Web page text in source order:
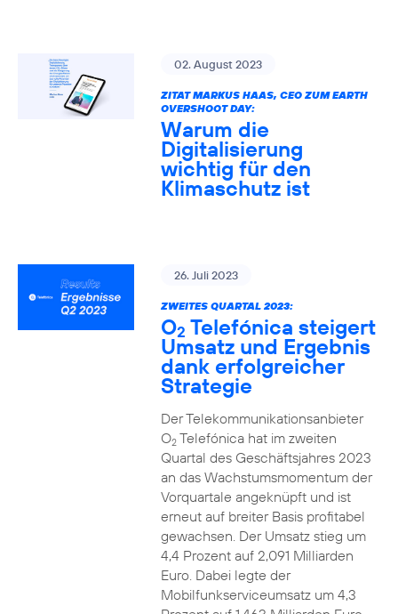
02. August 2023
ZITAT MARKUS HAAS, CEO ZUM EARTH
OVERSHOOT DAY:
Warum die
Digitalisierung
wichtig für den
Klimaschutz ist
26. Juli 2023
ZWEITES QUARTAL 2023:
O2 Telefónica steigert
Umsatz und Ergebnis
dank erfolgreicher
Strategie
Der Telekommunikationsanbieter
O2Telefónica hat im zweiten
Quartal des Geschäftsjahres 2023
an das Wachstumsmomentum der
Vorquartale angeknüpft und ist
erneut auf breiter Basis profitabel
gewachsen. Der Umsatz stieg um
4,4 Prozent auf 2,091 Milliarden
Euro. Dabei legte der
Mobilfunkserviceumsatz um 4,3